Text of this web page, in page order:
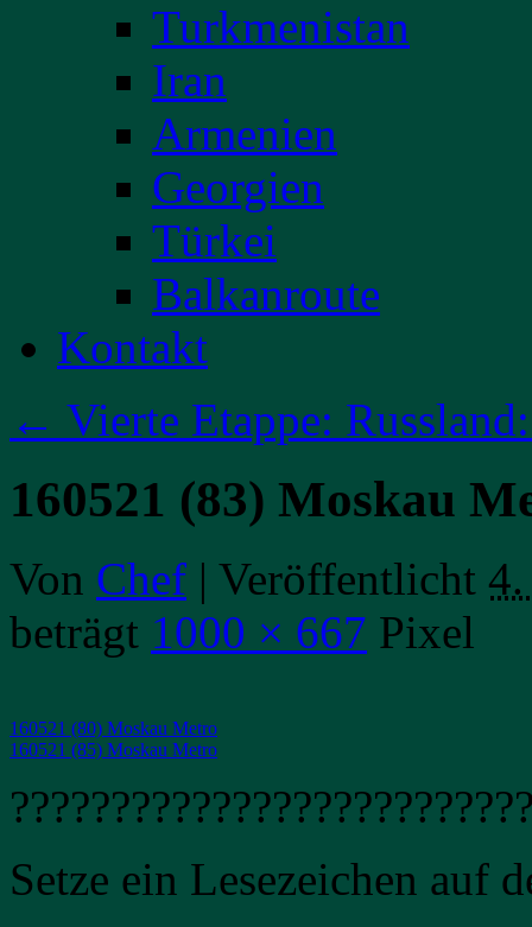
Turkmenistan
Iran
Armenien
Georgien
Türkei
Balkanroute
Kontakt
← Vierte Etappe:
160521 (83) Moskau
Von Chef | Veröffentlicht
beträgt 1000 × 667 Pixel
160521 (80) Moskau Metro
160521 (85) Moskau Metro
Setze ein Lesezeichen auf